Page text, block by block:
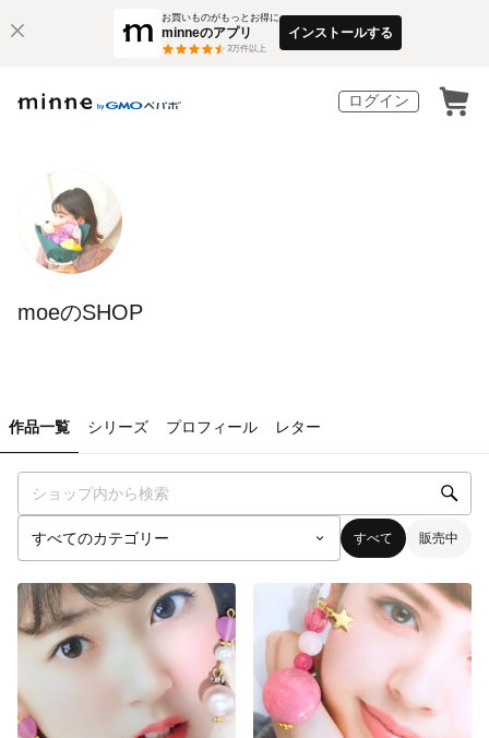
お買いものがもっとお得に
minneのアプリ
3万件以上
インストールする
ログイン
moeのSHOP
作品一覧 シリーズ プロフィール レター
すべて 販売中